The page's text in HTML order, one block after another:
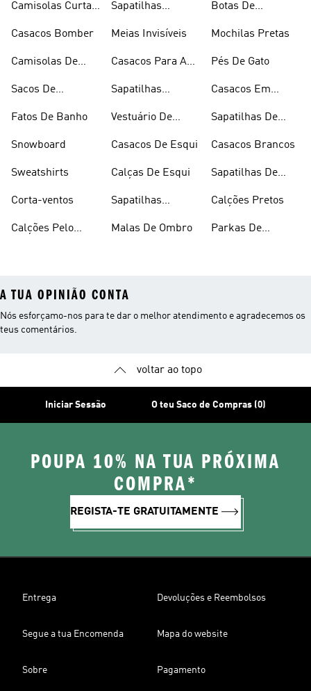
Camisolas Curtas
Casacos Bomber
Camisolas De
Sacos De
Fatos De Banho
Snowboard
Sweatshirts
Corta-ventos
Calções Pelo
Sapatilhas
Meias Invisíveis
Casacos Para A
Sapatilhas
Vestuário De
Casacos De Esqui
Calças De Esqui
Sapatilhas
Malas De Ombro
Botas De
Mochilas Pretas
Pés De Gato
Casacos Em
Sapatilhas De
Casacos Brancos
Sapatilhas De
Calções Pretos
Parkas De
A TUA OPINIÃO CONTA
Nós esforçamo-nos para te dar o melhor atendimento e agradecemos os
teus comentários.
voltar ao topo
Iniciar Sessão O teu Saco de Compras (0)
POUPA 10% NA TUA PRÓXIMA
COMPRA*
REGISTA-TE GRATUITAMENTE
Entrega Devoluções e Reembolsos
Segue a tua Encomenda Mapa do website
Sobre Pagamento